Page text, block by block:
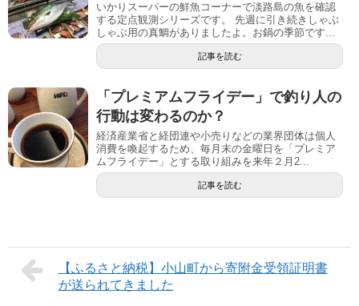
いかりスーパーの鮮魚コーナーで淡路島の魚を確認
する定点観測シリーズです。 先週に引き続きしゃぶ
しゃぶ用の真鯛がありましたよ。お鍋の季節です...
記事を読む
「プレミアムフライデー」で釣り人の
行動は変わるのか？
経済産業省と経団連や小売りなどの業界団体は個人
消費を喚起するため、毎月末の金曜日を「プレミア
ムフライデー」とする取り組みを来年２月2...
記事を読む
【ふるさと納税】小山町から寄附金受領証明書
が送られてきました